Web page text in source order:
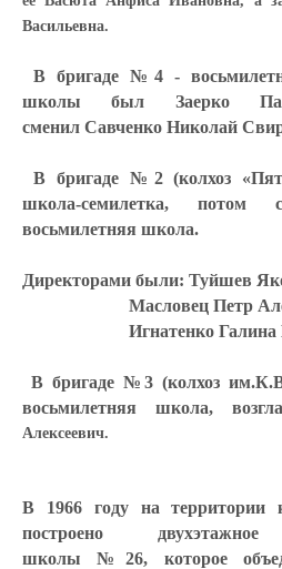
Васильевна.
В бригаде №4 -
школы был Заерко
сменил Савченко Николай
В бригаде №2 (колхоз
школа-семилетка, потом
восьмилетняя школа.
Директорами были: Туйшев
Масловец Петр
Игнатенко Галина
В бригаде №3 (колхоз
восьмилетняя школа,
Алексеевич.
В 1966 году на территории
построено
школы №26,
которое